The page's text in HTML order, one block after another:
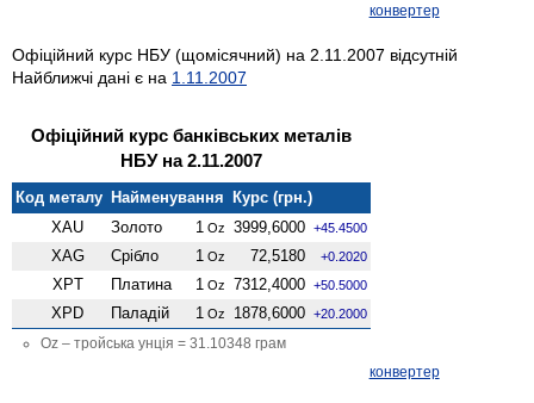
конвертер
Офіційний курс НБУ (щомісячний) на 2.11.2007 відсутній
Найближчі дані є на 1.11.2007
Офіційний курс банківських металів
НБУ на 2.11.2007
Код металу Найменування Курс (грн.)
XAU
Золото 1 Oz 3999,6000 +45.4500
XAG Срібло 1 Oz 72,5180 +0.2020
XPT Платина 1 Oz 7312,4000 +50.5000
XPD Паладій 1 Oz 1878,6000 +20.2000
Oz – тройська унція = 31.10348 грам
конвертер